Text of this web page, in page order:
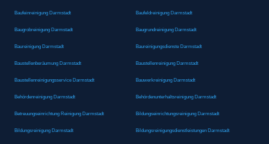
Baufeinreinigung Darmstadt Baufeldreinigung Darmstadt
Baugrobreinigung Darmstadt Baugrundreinigung Darmstadt
Baureinigung Darmstadt Baureinigungsdienste Darmstadt
Baustellenberäumung Darmstadt Baustellenreinigung Darmstadt
Baustellenreinigungsservice Darmstadt Bauwerkreinigung Darmstadt
Behördenreinigung Darmstadt Behördenunterhaltsreinigung Darmstadt
Betreuungseinrichtung Reinigung Darmstadt Bildungseinrichtungsreinigung Darmstadt
Bildungsreinigung Darmstadt Bildungsreinigungsdienstleistungen Darmstadt